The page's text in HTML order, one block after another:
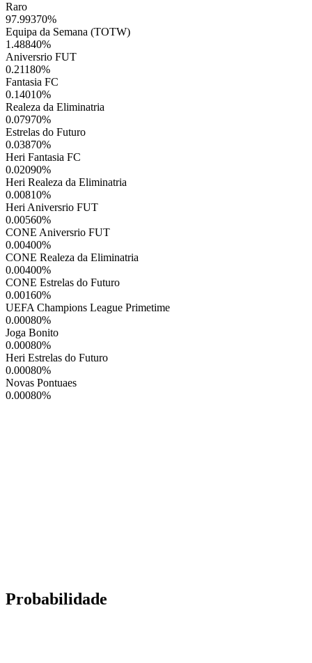
Raro
97.99370%
Equipa da Semana (TOTW)
1.48840%
Aniversrio FUT
0.21180%
Fantasia FC
0.14010%
Realeza da Eliminatria
0.07970%
Estrelas do Futuro
0.03870%
Heri Fantasia FC
0.02090%
Heri Realeza da Eliminatria
0.00810%
Heri Aniversrio FUT
0.00560%
CONE Aniversrio FUT
0.00400%
CONE Realeza da Eliminatria
0.00400%
CONE Estrelas do Futuro
0.00160%
UEFA Champions League Primetime
0.00080%
Joga Bonito
0.00080%
Heri Estrelas do Futuro
0.00080%
Novas Pontuaes
0.00080%
Probabilidade